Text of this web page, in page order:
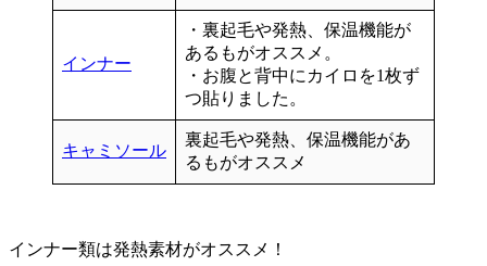
インナー
・裏起毛や発熱、保温機能が
あるもがオススメ。
・お腹と背中にカイロを1枚ず
つ貼りました。
キャミソール
裏起毛や発熱、保温機能があ
るもがオススメ
インナー類は発熱素材がオススメ！